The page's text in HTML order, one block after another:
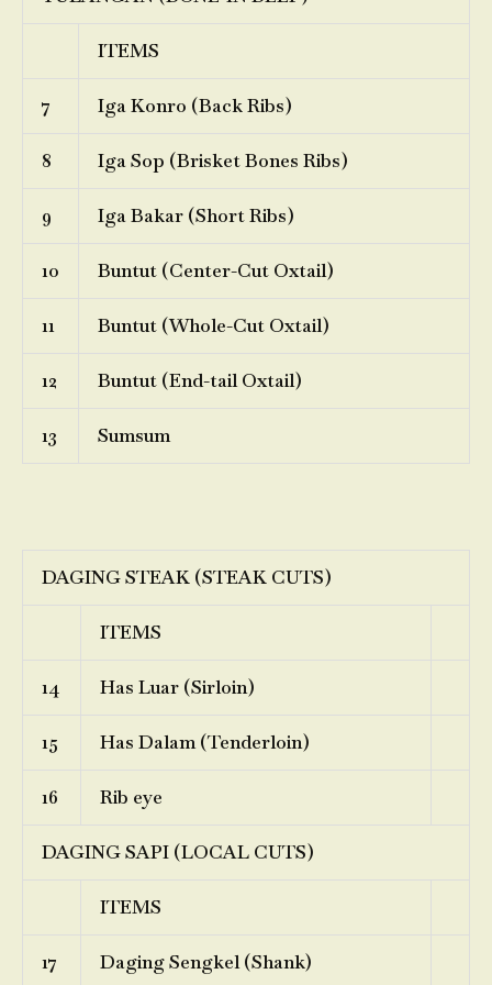
ITEMS
7 Iga Konro (Back Ribs)
8 Iga Sop (Brisket Bones Ribs)
9 Iga Bakar (Short Ribs)
10 Buntut (Center-Cut Oxtail)
11 Buntut (Whole-Cut Oxtail)
12 Buntut (End-tail Oxtail)
13 Sumsum
DAGING STEAK (STEAK CUTS)
ITEMS
14 Has Luar (Sirloin)
15 Has Dalam (Tenderloin)
16 Rib eye
DAGING SAPI (LOCAL CUTS)
ITEMS
17 Daging Sengkel (Shank)